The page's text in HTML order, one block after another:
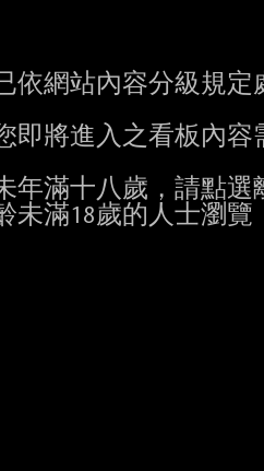
依網站內容分級規定
即將進入之看板內容
年滿十八歲，請點
未滿18歲的人士瀏覽